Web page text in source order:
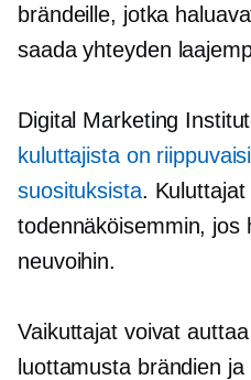
brändeille, jotka
saada yhteyden
Digital Marketing
kuluttajista on
suosituksista.
todennäköisemmin, jos
neuvoihin.
Vaikuttajat voivat
luottamusta brändien